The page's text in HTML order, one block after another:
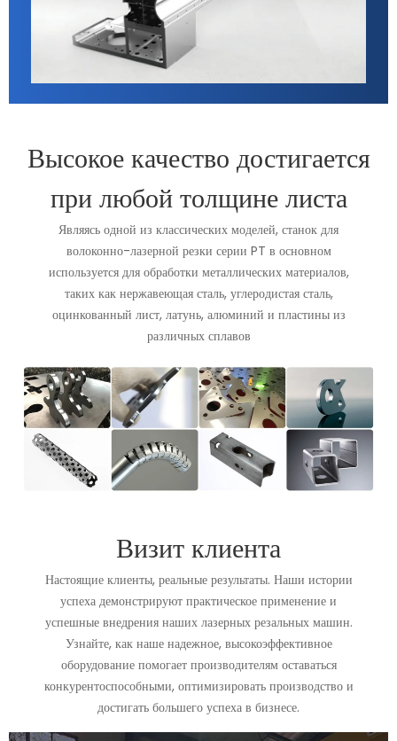
Высокое качество достигается
при любой толщине листа
Являясь одной из классических моделей, станок для
волоконно-лазерной резки серии PT в основном
используется для обработки металлических материалов,
таких как нержавеющая сталь, углеродистая сталь,
оцинкованный лист, латунь, алюминий и пластины из
различных сплавов
Визит клиента
Настоящие клиенты, реальные результаты. Наши истории
успеха демонстрируют практическое применение и
успешные внедрения наших лазерных резальных машин.
Узнайте, как наше надежное, высокоэффективное
оборудование помогает производителям оставаться
конкурентоспособными, оптимизировать производство и
достигать большего успеха в бизнесе.